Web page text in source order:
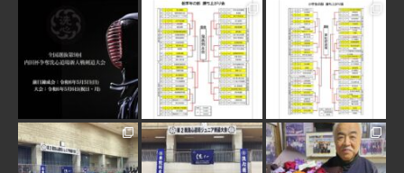
1月 31 1月 31
1月 30 1月 30 1月 28